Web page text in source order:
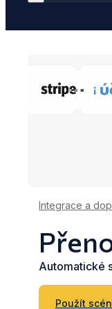
Integrace a
Automatické
Použít